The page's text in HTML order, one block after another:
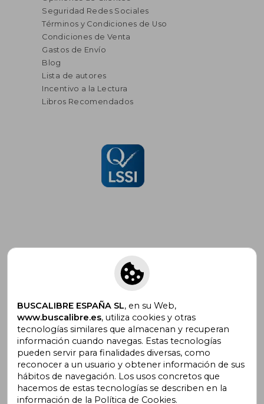
Seguridad Redes Sociales
Términos y Condiciones de Uso
Condiciones de Venta
Gastos de Envío
Blog
Lista de autores
Incentivo a la Lectura
Libros Recomendados
Suscríbete para recibir ofertas y
promociones
¿Necesitas ayuda?
BUSCALIBRE ESPAÑA SL, en su Web,
www.buscalibre.es, utiliza cookies y otras
tecnologías similares que almacenan y recuperan
información cuando navegas. Estas tecnologías
pueden servir para finalidades diversas, como
reconocer a un usuario y obtener información de sus
hábitos de navegación. Los usos concretos que
hacemos de estas tecnologías se describen en la
información de la Política de Cookies.